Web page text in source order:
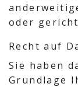
oder
Recht auf
Sie haben
Grundlage